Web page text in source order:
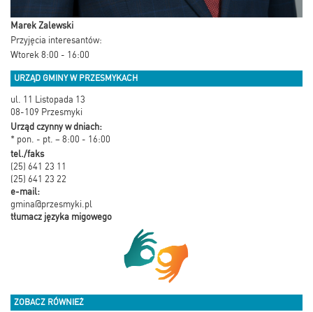
Marek Zalewski
Przyjęcia interesantów:
Wtorek 8:00 - 16:00
URZĄD GMINY W PRZESMYKACH
ul. 11 Listopada 13
08-109 Przesmyki
Urząd czynny w dniach:
* pon. - pt. – 8:00 - 16:00
tel./faks
(25) 641 23 11
(25) 641 23 22
e-mail:
gmina@przesmyki.pl
tłumacz języka migowego
ZOBACZ RÓWNIEŻ